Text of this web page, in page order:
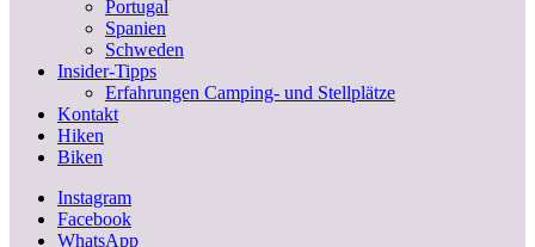
Portugal
Spanien
Schweden
Insider-Tipps
Erfahrungen Camping- und Stellplätze
Kontakt
Hiken
Biken
Instagram
Facebook
WhatsApp